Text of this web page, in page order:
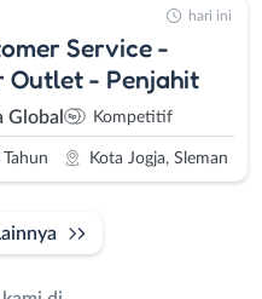
Service -
Outlet - Penjahit
Global Kompetitif
Kota Jogja, Sleman
hari ini